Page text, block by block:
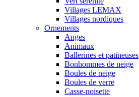
Villages LEMAX
Villages nordiques
Ornements
Anges
Animaux
Ballerines et patineuses
Bonhommes de neige
Boules de neige
Boules de verre
Casse-noisette